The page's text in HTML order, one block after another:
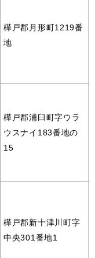
樺戸郡月形町1219番
地
樺戸郡浦臼町字ウラ
ウスナイ183番地の
15
樺戸郡新十津川町字
中央301番地1